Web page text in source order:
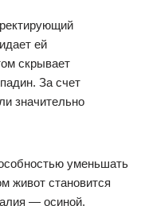
ей
скрывает
За счет
значительно
уменьшать
живот становится
— осиной.